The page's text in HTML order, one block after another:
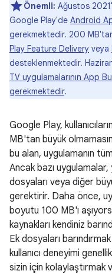
Önemli: Ağustos
Google Play'de Android
gerekmektedir. 200
Play Feature Delivery veya
desteklenmektedir.
TV uygulamalarının App
gerekmektedir.
Google Play,
MB'tan büyük
bu alan, uygulamanın
Ancak bazı
dosyaları veya diğer
gerektirir. Daha önce,
boyutu 100 MB'ı
kaynakları kendiniz
Ek dosyaları
kullanıcı deneyimi
sizin için kolaylaştırmak